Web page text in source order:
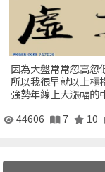
因為大盤常常忽高忽
所以我很早就以上櫃
強勢年線上大漲幅的
44606
7 10